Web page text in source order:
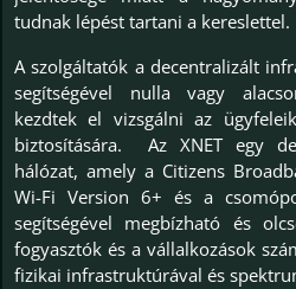
tudnak lépést tartani a kereslettel.
A szolgáltatók a decentralizált
segítségével nulla vagy
kezdtek el vizsgálni az
biztosítására. Az XNET egy
hálózat, amely a Citizens
Wi-Fi Version 6+ és a
segítségével megbízható és
fogyasztók és a vállalkozások
fizikai infrastruktúrával és